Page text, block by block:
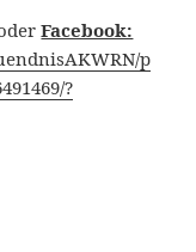
Facebook:
p
?